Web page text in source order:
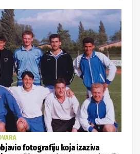
fotografiju koja izaziva